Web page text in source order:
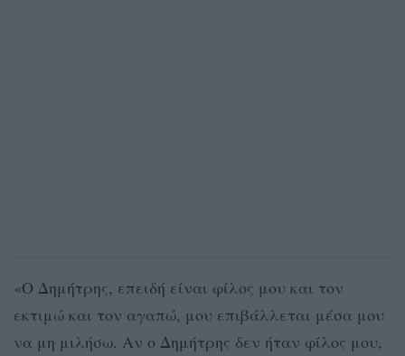
«Ο Δημήτρης, επειδή είναι φίλος μου και τον
εκτιμώ και τον αγαπώ, μου επιβάλλεται μέσα μου
να μη μιλήσω. Αν ο Δημήτρης δεν ήταν φίλος μου,